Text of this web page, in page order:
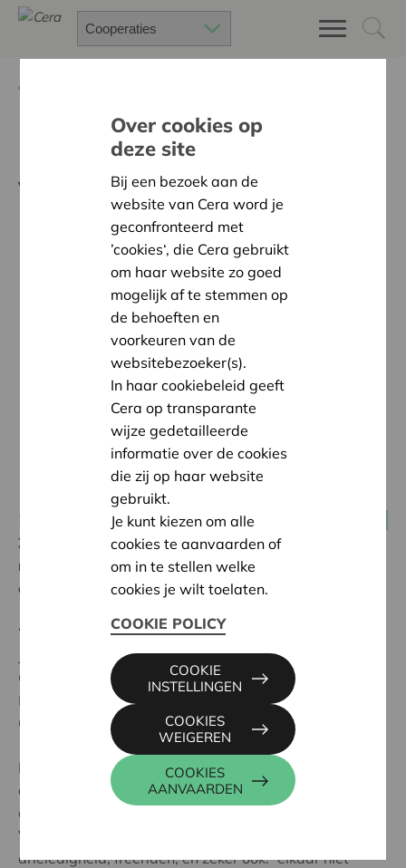
Meer coöperaties in een
veranderde wereld
26 maart 2026
Zullen er in een wereld in verandering, met nieuwe
noden en opportuniteiten, meer coöperaties
ontstaan?
“Die kans is reëel”, stellen Hannes Hollebecq en Lieve
Jacobs, beiden verbonden aan de dienst Coöperatief
Ondernemen bij Cera, in een interview door Anne-
Marie Vangeenberghe, consulent Coöperatief
Ondernemen bij Boerenbond.
Lieve en Hannes gaan tijdens het interview ook in op
de diverse kansen voor coöperaties, maar zeker ook
de uitdagingen. Want die zijn er uiteraard.
Voornamelijk: het niet of onvoldoende kennen van die
drieledigheid, freeriden, en zeker ook: “elkaar niet
Over cookies op
deze site
Bij een bezoek aan de
website van Cera word je
geconfronteerd met
’cookies‘, die Cera gebruikt
om haar website zo goed
mogelijk af te stemmen op
de behoeften en
voorkeuren van de
websitebezoeker(s).
In haar cookiebeleid geeft
Cera op transparante
wijze gedetailleerde
informatie over de cookies
die zij op haar website
gebruikt.
Je kunt kiezen om alle
cookies te aanvaarden of
om in te stellen welke
cookies je wilt toelaten.
COOKIE POLICY
COOKIES
AANVAARDEN
COOKIES
WEIGEREN
COOKIE
INSTELLINGEN